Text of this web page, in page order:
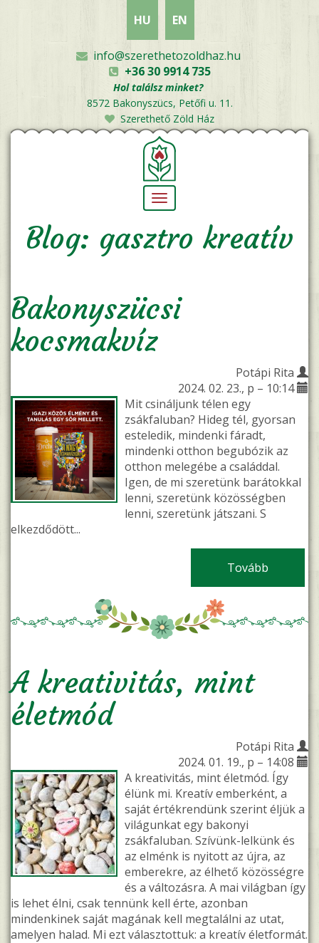
HU EN
info@szerethetozoldhaz.hu
+36 30 9914 735
Hol találsz minket?
8572 Bakonyszücs, Petőfi u. 11.
Szerethető Zöld Ház
Navigáció
átkapcsolása
Blog: gasztro kreatív
Bakonyszücsi
kocsmakvíz
Potápi Rita
2024. 02. 23., p – 10:14
Mit csináljunk télen egy
zsákfaluban? Hideg tél, gyorsan
esteledik, mindenki fáradt,
mindenki otthon begubózik az
otthon melegébe a családdal.
Igen, de mi szeretünk barátokkal
lenni, szeretünk közösségben
lenni, szeretünk játszani. S
elkezdődött...
Tovább
A kreativitás, mint
életmód
Potápi Rita
2024. 01. 19., p – 14:08
A kreativitás, mint életmód. Így
élünk mi. Kreatív emberként, a
saját értékrendünk szerint éljük a
világunkat egy bakonyi
zsákfaluban. Szívünk-lelkünk és
az elménk is nyitott az újra, az
emberekre, az élhető közösségre
és a változásra. A mai világban így
is lehet élni, csak tennünk kell érte, azonban
mindenkinek saját magának kell megtalálni az utat,
amelyen halad. Mi ezt választottuk: a kreatív életformát.